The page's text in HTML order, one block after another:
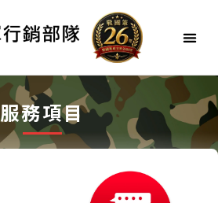
服務項目